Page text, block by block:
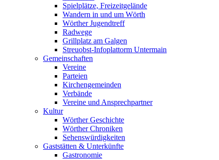
Spielplätze, Freizeitgelände
Wandern in und um Wörth
Wörther Jugendtreff
Radwege
Grillplatz am Galgen
Streuobst-Infoplattorm Untermain
Gemeinschaften
Vereine
Parteien
Kirchengemeinden
Verbände
Vereine und Ansprechpartner
Kultur
Wörther Geschichte
Wörther Chroniken
Sehenswürdigkeiten
Gaststätten & Unterkünfte
Gastronomie